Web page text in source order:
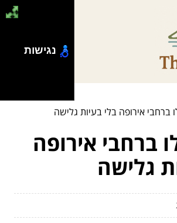
ברחבי אירופה בלי בעיות גלישה
ברחבי אירופה
גלישה
נגישות